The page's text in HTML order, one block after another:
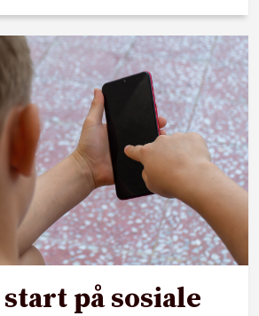
på sosiale